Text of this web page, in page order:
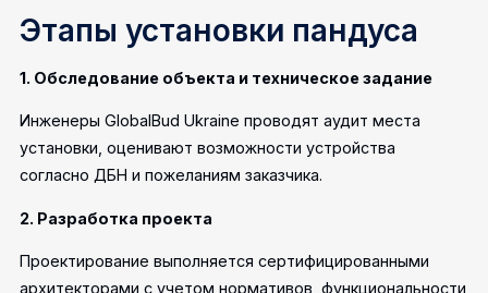
Этапы установки пандуса
1. Обследование объекта и техническое задание
Инженеры GlobalBud Ukraine проводят аудит места
установки, оценивают возможности устройства
согласно ДБН и пожеланиям заказчика.
2. Разработка проекта
Проектирование выполняется сертифицированными
архитекторами с учетом нормативов, функциональности